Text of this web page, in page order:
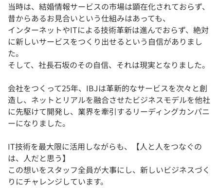
契約内容・クーポン
当時は、結婚情報サービスの市場は顕在化されておらず、
昔からあるお見合いという仕組みはあっても、
インターネットやITによる技術革新は進んでおらず、絶対
に新しいサービスをつくり出せるという自信がありまし
た。
そして、社長石坂のその自信、それは現実となりました。
会社をつくって25年、IBJは革新的なサービスを次々と創
造し、ネットとリアルを融合させたビジネスモデルを他社
に先駆けて開発し、業界を牽引するリーディングカンパニ
ーになりました。
IT技術を最大限に活用しながらも、【人と人をつなぐの
は、人だと思う】
この想いをスタッフ全員が大事にし、新しいビジネスづく
りにチャレンジしています。